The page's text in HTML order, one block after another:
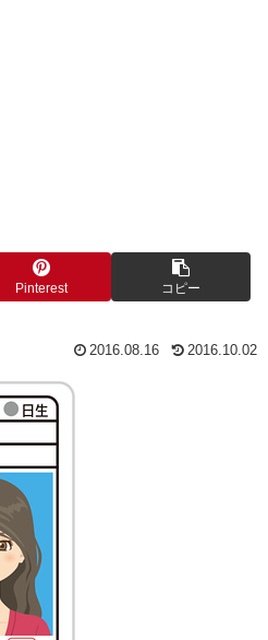
Pinterest コピー
2016.08.16 2016.10.02